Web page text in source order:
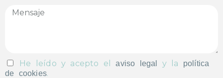
He leído y acepto elaviso legal y la
política
de cookies.